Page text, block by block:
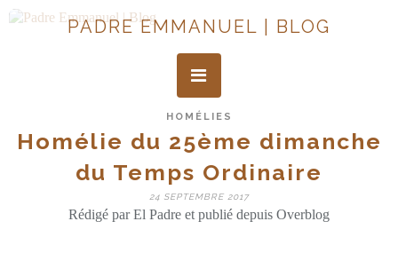
PADRE EMMANUEL | BLOG
HOMÉLIES
Homélie du 25ème dimanche
du Temps Ordinaire
24 SEPTEMBRE 2017
Rédigé par El Padre et publié depuis Overblog